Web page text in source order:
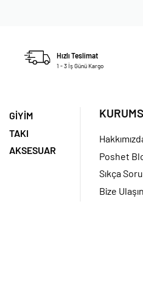
Hızlı Teslimat
1 - 3 İş Günü Kargo
GİYİM
TAKI
AKSESUAR
Poshet
Sıkça
Bize Ulaşın